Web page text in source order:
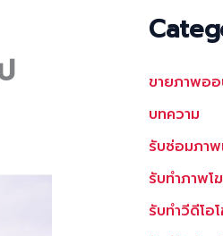
ขายภาพอ
บทความ
รับซ่อมภาพ
รับทำภาพโ
รับทำวีดีโ